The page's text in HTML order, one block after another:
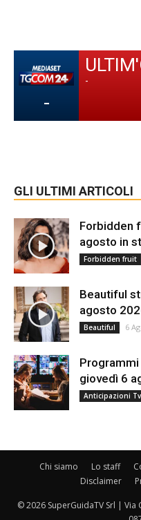
-
-
GLI ULTIMI ARTICOLI
Forbidden
agosto in
Forbidden fruit
Beautiful
agosto
Beautiful 6
giovedì 6
Anticipazioni Tv
Chi siamo Lo staff
Disclaimer
© 2026 SuperGuidaTV Srl | Via